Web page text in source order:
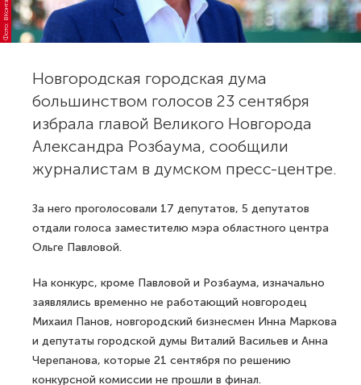
Новгородская городская дума
большинством голосов 23 сентября
избрала главой Великого Новгорода
Александра Розбаума, сообщили
журналистам в думском пресс-центре.
За него проголосовали 17 депутатов, 5 депутатов
отдали голоса заместителю мэра областного центра
Ольге Павловой.
На конкурс, кроме Павловой и Розбаума, изначально
заявлялись временно не работающий новгородец
Михаил Панов, новгородский бизнесмен Инна Маркова
и депутаты городской думы Виталий Васильев и Анна
Черепанова, которые 21 сентября по решению
конкурсной комиссии не прошли в финал.